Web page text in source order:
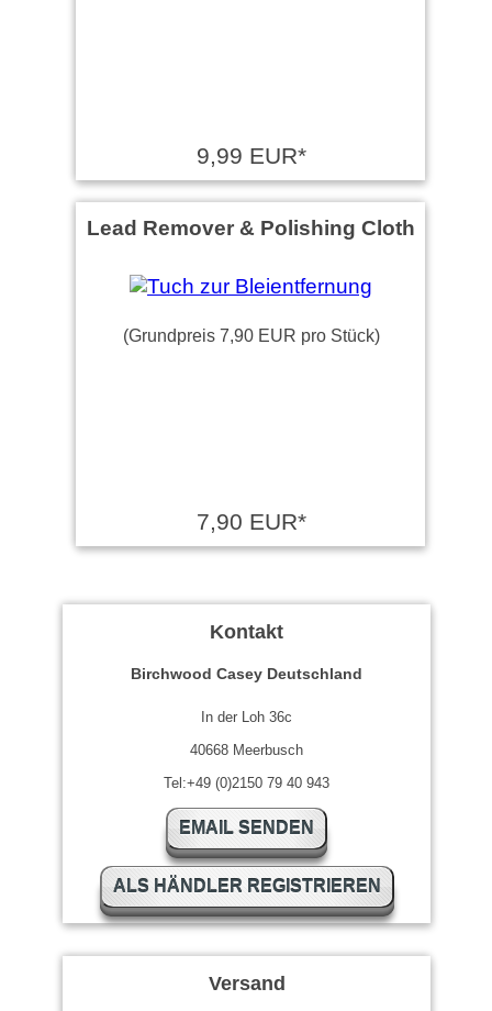
9,99 EUR*
Lead Remover & Polishing Cloth
(Grundpreis 7,90 EUR pro Stück)
7,90 EUR*
Kontakt
Birchwood Casey Deutschland
In der Loh 36c
40668 Meerbusch
Tel:+49 (0)2150 79 40 943
EMAIL SENDEN
ALS HÄNDLER REGISTRIEREN
Versand